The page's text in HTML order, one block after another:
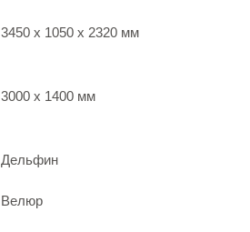
3450 х 1050 х 2320 мм
3000 х 1400 мм
Дельфин
Велюр